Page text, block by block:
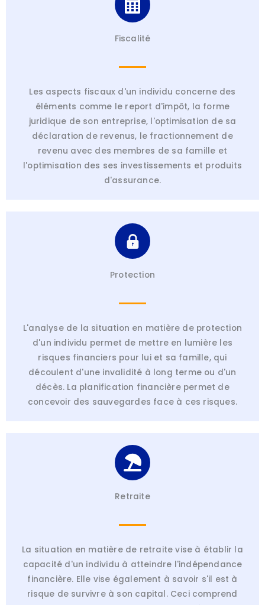
Fiscalité
Les aspects fiscaux d'un individu concerne des
éléments comme le report d'impôt, la forme
juridique de son entreprise, l'optimisation de sa
déclaration de revenus, le fractionnement de
revenu avec des membres de sa famille et
l'optimisation des ses investissements et produits
d'assurance.
Protection
L'analyse de la situation en matière de protection
d'un individu permet de mettre en lumière les
risques financiers pour lui et sa famille, qui
découlent d'une invalidité à long terme ou d'un
décès. La planification financière permet de
concevoir des sauvegardes face à ces risques.
Retraite
La situation en matière de retraite vise à établir la
capacité d'un individu à atteindre l'indépendance
financière. Elle vise également à savoir s'il est à
risque de survivre à son capital. Ceci comprend